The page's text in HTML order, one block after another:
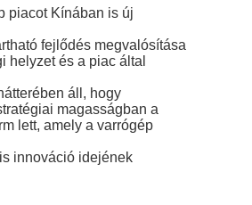
piacot Kínában is új
fejlődés megvalósítása
helyzet és a piac által
áll, hogy
magasságban a
lett, amely a varrógép
innováció idejének